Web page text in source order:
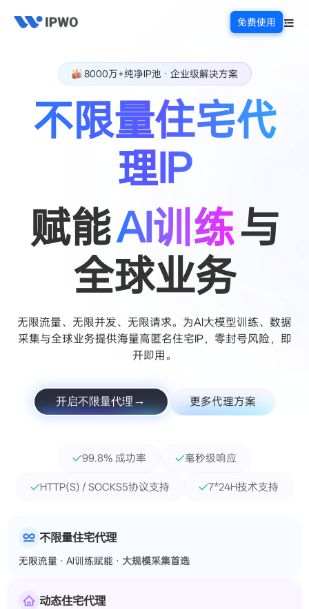
免费使用
8000万+纯净IP池 · 企业级解决方案
不限量住宅代
理IP
赋能AI训练与
全球业务
无限流量、无限并发、无限请求。为AI大模型训练、数据
采集与全球业务提供海量高匿名住宅IP，零封号风险，即
开即用。
开启不限量代理 更多代理方案
99.8% 成功率 毫秒级响应
HTTP(S) / SOCKS5协议支持 7*24H技术支持
不限量住宅代理
无限流量 · AI训练赋能 · 大规模采集首选
动态住宅代理